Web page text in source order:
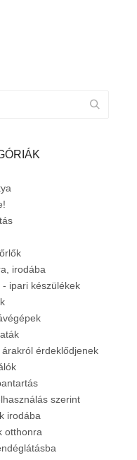
irodába
ipari készülékek
érdeklődjenek
szerint
irodába
otthonra